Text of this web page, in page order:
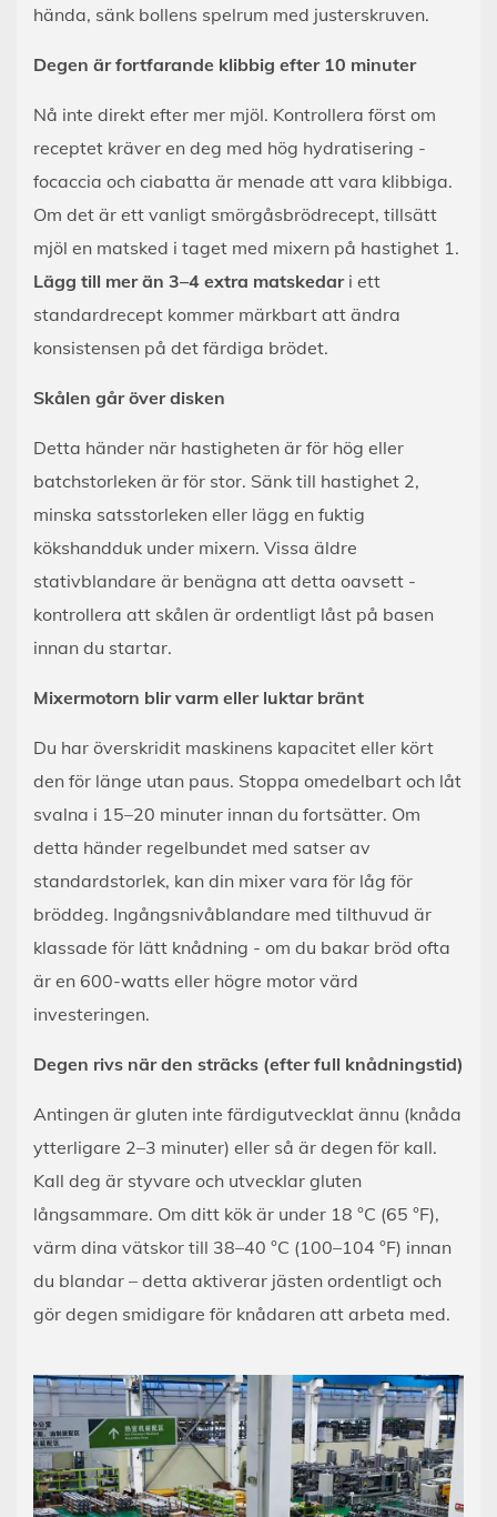
hända, sänk bollens spelrum med justerskruven.
Degen är fortfarande klibbig efter 10 minuter
Nå inte direkt efter mer mjöl. Kontrollera först om
receptet kräver en deg med hög hydratisering -
focaccia och ciabatta är menade att vara klibbiga.
Om det är ett vanligt smörgåsbrödrecept, tillsätt
mjöl en matsked i taget med mixern på hastighet 1.
Lägg till mer än 3–4 extra matskedar i ett
standardrecept kommer märkbart att ändra
konsistensen på det färdiga brödet.
Skålen går över disken
Detta händer när hastigheten är för hög eller
batchstorleken är för stor. Sänk till hastighet 2,
minska satsstorleken eller lägg en fuktig
kökshandduk under mixern. Vissa äldre
stativblandare är benägna att detta oavsett -
kontrollera att skålen är ordentligt låst på basen
innan du startar.
Mixermotorn blir varm eller luktar bränt
Du har överskridit maskinens kapacitet eller kört
den för länge utan paus. Stoppa omedelbart och låt
svalna i 15–20 minuter innan du fortsätter. Om
detta händer regelbundet med satser av
standardstorlek, kan din mixer vara för låg för
bröddeg. Ingångsnivåblandare med tilthuvud är
klassade för lätt knådning - om du bakar bröd ofta
är en 600-watts eller högre motor värd
investeringen.
Degen rivs när den sträcks (efter full knådningstid)
Antingen är gluten inte färdigutvecklat ännu (knåda
ytterligare 2–3 minuter) eller så är degen för kall.
Kall deg är styvare och utvecklar gluten
långsammare. Om ditt kök är under 18 °C (65 °F),
värm dina vätskor till 38–40 °C (100–104 °F) innan
du blandar – detta aktiverar jästen ordentligt och
gör degen smidigare för knådaren att arbeta med.